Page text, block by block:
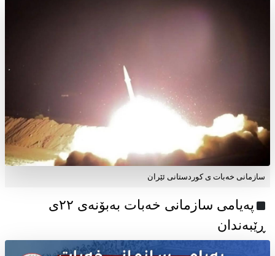
سازمانی خەبات ی کوردستانی ئێران
پەیامی سازمانی خەبات بەبۆنەی ۲۲ی
ڕێبەندان